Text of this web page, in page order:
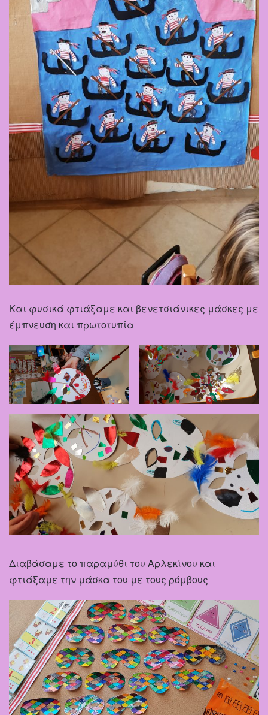
Και φυσικά φτιάξαμε και βενετσιάνικες μάσκες με
έμπνευση και πρωτοτυπία
Διαβάσαμε το παραμύθι του Αρλεκίνου και
φτιάξαμε την μάσκα του με τους ρόμβους